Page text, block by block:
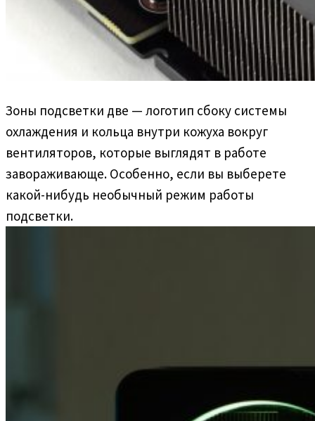
Зоны подсветки две — логотип сбоку системы
охлаждения и кольца внутри кожуха вокруг
вентиляторов, которые выглядят в работе
завораживающе. Особенно, если вы выберете
какой-нибудь необычный режим работы
подсветки.